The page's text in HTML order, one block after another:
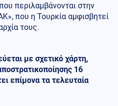
περιλαμβάνονται στην
που η Τουρκία αμφισβητεί
τους.
με σχετικό χάρτη,
16
επίμονα τα τελευταία